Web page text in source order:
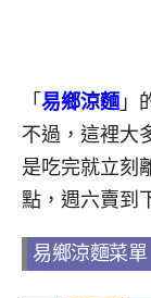
「 易鄉涼麵」
不過，這裡大
是吃完就立刻
點，週六賣到
易鄉涼麵菜單